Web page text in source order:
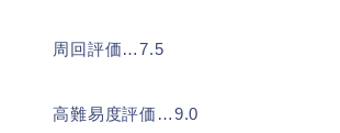
周回評価…7.5
高難易度評価…9.0